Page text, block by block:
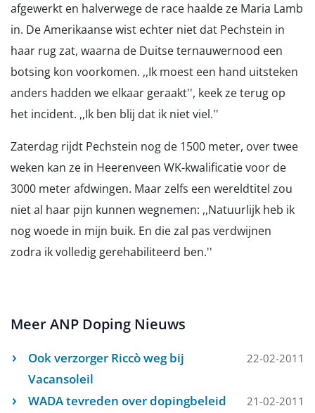
afgewerkt en halverwege de race haalde ze Maria Lamb
in. De Amerikaanse wist echter niet dat Pechstein in
haar rug zat, waarna de Duitse ternauwernood een
botsing kon voorkomen. ,,Ik moest een hand uitsteken
anders hadden we elkaar geraakt'', keek ze terug op
het incident. ,,Ik ben blij dat ik niet viel.''
Zaterdag rijdt Pechstein nog de 1500 meter, over twee
weken kan ze in Heerenveen WK-kwalificatie voor de
3000 meter afdwingen. Maar zelfs een wereldtitel zou
niet al haar pijn kunnen wegnemen: ,,Natuurlijk heb ik
nog woede in mijn buik. En die zal pas verdwijnen
zodra ik volledig gerehabiliteerd ben.''
Meer ANP Doping Nieuws
Ook verzorger Riccò weg bij
Vacansoleil
22-02-2011
WADA tevreden over dopingbeleid
21-02-2011